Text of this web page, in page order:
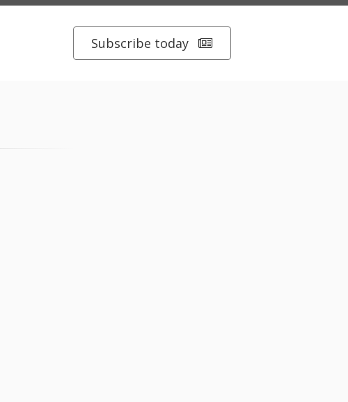
Subscribe today